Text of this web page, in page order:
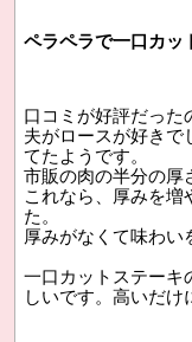
ペラペラで一口カッ
口コミが好評だった
夫がロースが好きで
てたようです。
市販の肉の半分の厚
これなら、厚みを増
た。
厚みがなくて味わい
一口カットステーキ
しいです。高いだけ